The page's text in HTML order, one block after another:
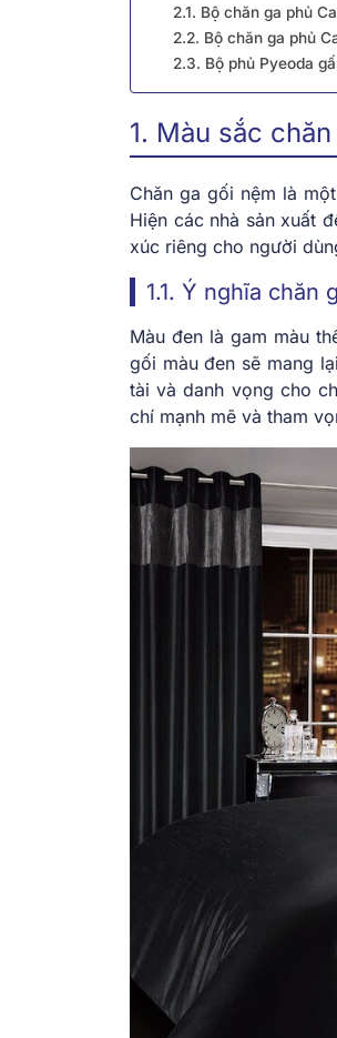
2.1. Bộ chăn ga phủ
2.2. Bộ chăn ga phủ
2.3. Bộ phủ Pyeoda
1. Màu sắc
Chăn ga gối nệm là
Hiện các nhà sản xuất
xúc riêng cho người
1.1. Ý nghĩa chăn
Màu đen là gam màu
gối màu đen sẽ mang
tài và danh vọng cho
chí mạnh mẽ và tham